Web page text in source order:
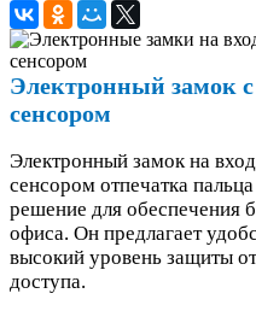
Электронный замок
сенсором
Электронный замок на
сенсором отпечатка
решение для обеспечения
офиса. Он предлагает
высокий уровень защиты
доступа.